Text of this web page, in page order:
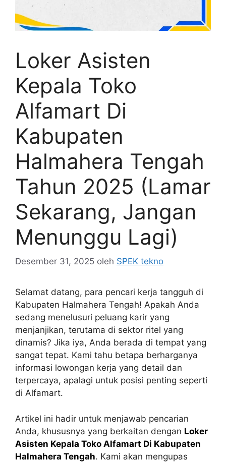
Loker Asisten
Kepala Toko
Alfamart Di
Kabupaten
Halmahera Tengah
Tahun 2025 (Lamar
Sekarang, Jangan
Menunggu Lagi)
Desember 31, 2025 oleh SPEK tekno
Selamat datang, para pencari kerja tangguh di
Kabupaten Halmahera Tengah! Apakah Anda
sedang menelusuri peluang karir yang
menjanjikan, terutama di sektor ritel yang
dinamis? Jika iya, Anda berada di tempat yang
sangat tepat. Kami tahu betapa berharganya
informasi lowongan kerja yang detail dan
terpercaya, apalagi untuk posisi penting seperti
di Alfamart.
Artikel ini hadir untuk menjawab pencarian
Anda, khususnya yang berkaitan dengan Loker
Asisten Kepala Toko Alfamart Di Kabupaten
Halmahera Tengah. Kami akan mengupas